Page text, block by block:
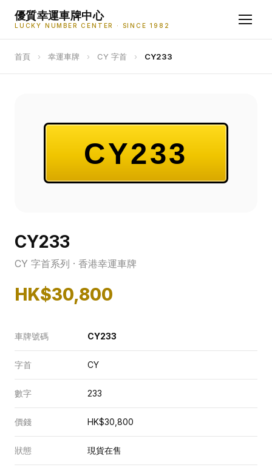
優質幸運車牌中心
LUCKY NUMBER CENTER · SINCE 1982
首頁 › 幸運車牌 › CY 字首 › CY233
CY233
CY233
CY 字首系列 · 香港幸運車牌
HK$30,800
車牌號碼 CY233
字首 CY
數字 233
價錢 HK$30,800
狀態 現貨在售